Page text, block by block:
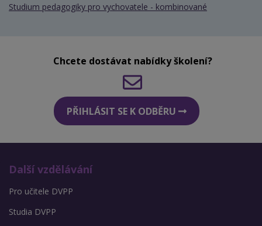
Studium pedagogiky pro vychovatele - kombinované
Chcete dostávat nabídky školení?
PŘIHLÁSIT SE K ODBĚRU
Další vzdělávání
Pro učitele DVPP
Studia DVPP